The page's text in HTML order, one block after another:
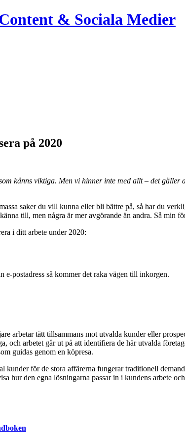
& Sociala Medier
på 2020
känns viktiga. Men vi hinner inte med allt – det
saker du vill kunna eller bli bättre på, så har du
till, men några är mer avgörande än andra. Så min
i ditt arbete under 2020:
postadress så kommer det raka vägen till inkorgen.
arbetar tätt tillsammans mot utvalda kunder eller
och arbetet går ut på att identifiera de här utvalda
guidas genom en köpresa.
kunder för de stora affärerna fungerar traditionell
hur den egna lösningarna passar in i kundens arbete